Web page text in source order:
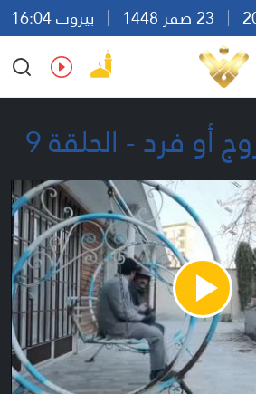
بيروت 16:04
Ar
En Fr Es
فرد - الحلقة 9
Play
Video